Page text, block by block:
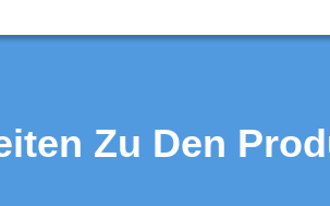
Zu Den